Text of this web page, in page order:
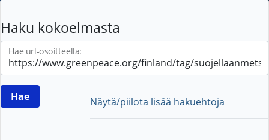
Haku kokoelmasta
Hae url-osoitteella:
Näytä/piilota lisää hakuehtoja